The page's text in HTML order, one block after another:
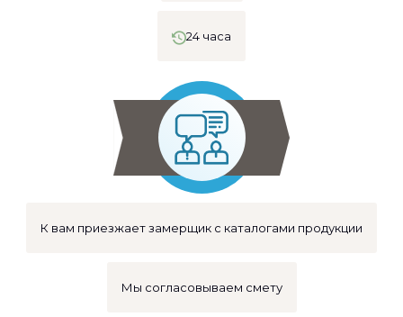
24 часа
К вам приезжает замерщик с каталогами продукции
Мы согласовываем смету